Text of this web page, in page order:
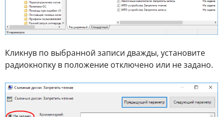
Кликнув по выбранной записи дважды, установите
радиокнопку в положение отключено или не задано.